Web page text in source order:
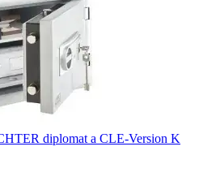
diplomat a CLE-Version K